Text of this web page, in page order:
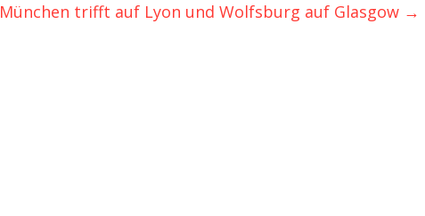
trifft auf Lyon und Wolfsburg auf Glasgow →